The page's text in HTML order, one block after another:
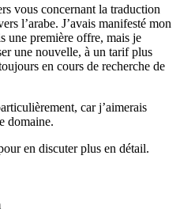
vous concernant la traduction
l’arabe. J’avais manifesté mon
une première offre, mais je
une nouvelle, à un tarif plus
en cours de recherche de
car j’aimerais
domaine.
en discuter plus en détail.